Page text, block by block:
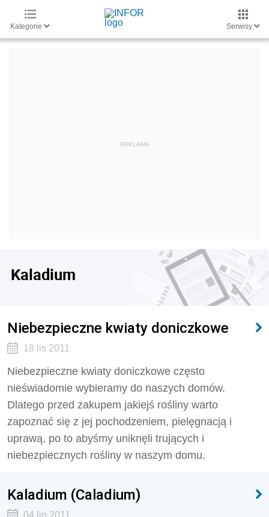
Kategorie Serwisy
Kaladium
Niebezpieczne kwiaty doniczkowe
18 lis 2011
Niebezpieczne kwiaty doniczkowe często
nieświadomie wybieramy do naszych domów.
Dlatego przed zakupem jakiejś rośliny warto
zapoznać się z jej pochodzeniem, pielęgnacją i
uprawą, po to abyśmy uniknęli trujących i
niebezpiecznych rośliny w naszym domu.
Kaladium (Caladium)
04 lip 2011